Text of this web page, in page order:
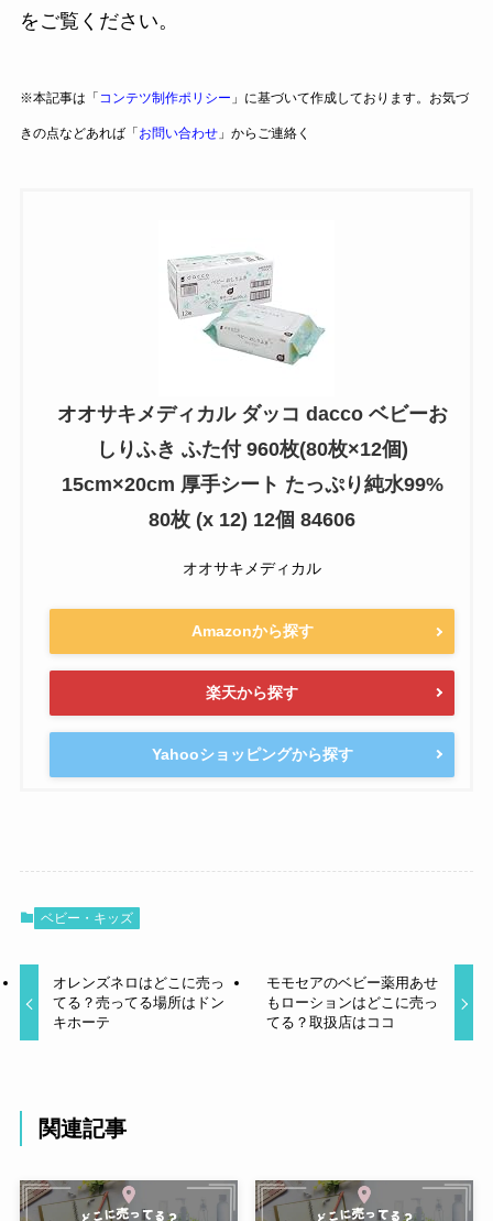
をご覧ください。
※本記事は「 コンテツ制作ポリシー 」に基づいて作成しております。お気づ
きの点などあれば「お問い合わせ」からご連絡く
オオサキメディカル ダッコ dacco ベビーお
しりふき ふた付 960枚(80枚×12個)
15cm×20cm 厚手シート たっぷり純水99%
80枚 (x 12) 12個 84606
オオサキメディカル
Amazonから探す
楽天から探す
Yahooショッピングから探す
ベビー・キッズ
オレンズネロはどこに売っ
てる？売ってる場所はドン
キホーテ
モモセアのベビー薬用あせ
もローションはどこに売っ
てる？取扱店はココ
関連記事